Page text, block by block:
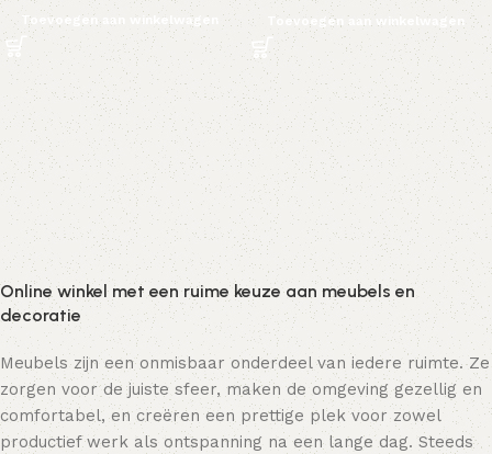
Toevoegen aan winkelwagen Toevoegen aan winkelwagen
Online winkel met een ruime keuze aan meubels en
decoratie
Meubels zijn een onmisbaar onderdeel van iedere ruimte. Ze
zorgen voor de juiste sfeer, maken de omgeving gezellig en
comfortabel, en creëren een prettige plek voor zowel
productief werk als ontspanning na een lange dag. Steeds